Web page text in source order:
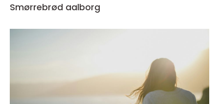
Smørrebrød aalborg